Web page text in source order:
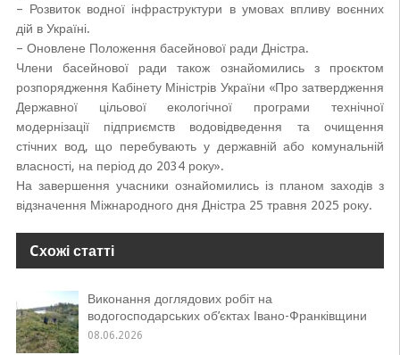
– Розвиток водної інфраструктури в умовах впливу воєнних
дій в Україні.
– Оновлене Положення басейнової ради Дністра.
Члени басейнової ради також ознайомились з проєктом
розпорядження Кабінету Міністрів України «Про затвердження
Державної цільової екологічної програми технічної
модернізації підприємств водовідведення та очищення
стічних вод, що перебувають у державній або комунальній
власності, на період до 2034 року».
На завершення учасники ознайомились із планом заходів з
відзначення Міжнародного дня Дністра 25 травня 2025 року.
Cхожі статті
Виконання доглядових робіт на
водогосподарських об’єктах Івано-Франківщини
08.06.2026